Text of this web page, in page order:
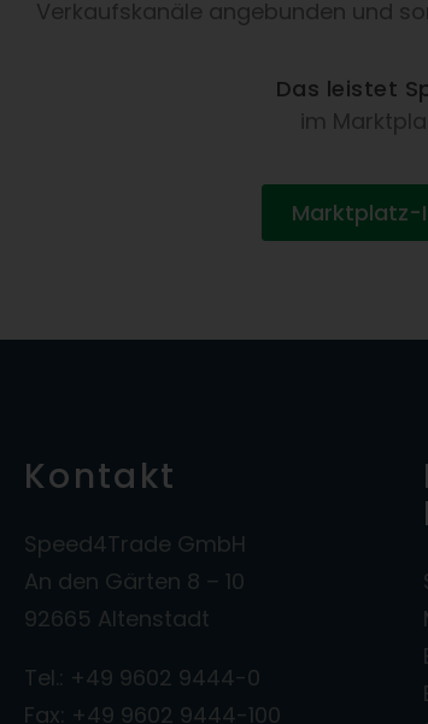
Verkaufskanäle angebunden und
Das leistet
im
Marktplatz-
Kontakt
Speed4Trade GmbH
An den Gärten 8 – 10
92665 Altenstadt
Tel.: +49 9602 9444-0
Fax: +49 9602 9444-100